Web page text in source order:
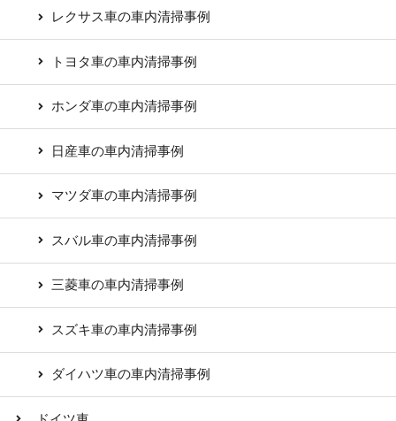
レクサス車の車内清掃事例
トヨタ車の車内清掃事例
ホンダ車の車内清掃事例
日産車の車内清掃事例
マツダ車の車内清掃事例
スバル車の車内清掃事例
三菱車の車内清掃事例
スズキ車の車内清掃事例
ダイハツ車の車内清掃事例